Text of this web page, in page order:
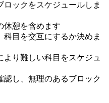
ックをスケジュールしま
休憩を含めます
目を交互にするか決めま
り難しい科目をスケジュ
し、無理のあるブロック